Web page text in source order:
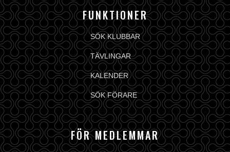
FUNKTIONER
SÖK KLUBBAR
TÄVLINGAR
KALENDER
SÖK FÖRARE
FÖR MEDLEMMAR